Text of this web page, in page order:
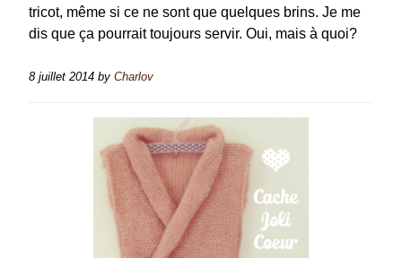
tricot, même si ce ne sont que quelques brins. Je me
dis que ça pourrait toujours servir. Oui, mais à quoi?
8 juillet 2014 by Charlov